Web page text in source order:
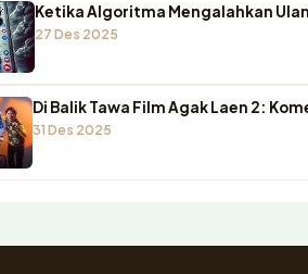
Ketika Algoritma Mengalahkan
27 Des 2025
Di Balik Tawa Film Agak Laen 2:
31 Des 2025